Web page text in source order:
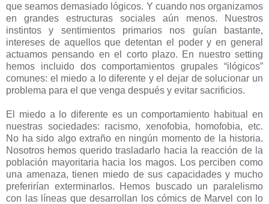
que seamos demasiado lógicos. Y cuando nos organizamos
en grandes estructuras sociales aún menos. Nuestros
instintos y sentimientos primarios nos guían bastante,
intereses de aquellos que detentan el poder y en general
actuamos pensando en el corto plazo. En nuestro setting
hemos incluido dos comportamientos grupales “ilógicos”
comunes: el miedo a lo diferente y el dejar de solucionar un
problema para el que venga después y evitar sacrificios.
El miedo a lo diferente es un comportamiento habitual en
nuestras sociedades: racismo, xenofobia, homofobia, etc.
No ha sido algo extraño en ningún momento de la historia.
Nosotros hemos querido trasladarlo hacia la reacción de la
población mayoritaria hacia los magos. Los perciben como
una amenaza, tienen miedo de sus capacidades y mucho
preferirían exterminarlos. Hemos buscado un paralelismo
con las líneas que desarrollan los cómics de Marvel con lo